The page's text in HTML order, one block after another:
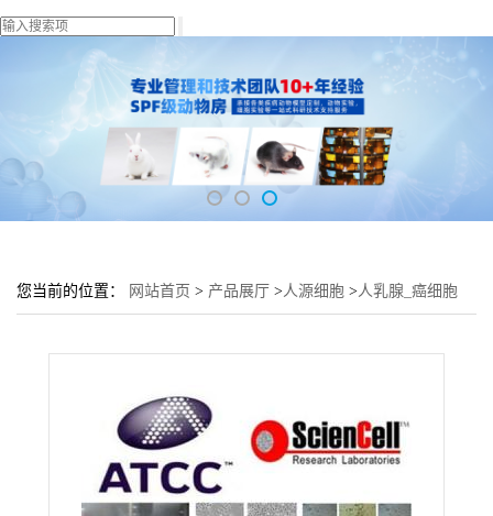
您当前的位置： 网站首页 > 产品展厅 >人源细胞 >人乳腺_癌细胞